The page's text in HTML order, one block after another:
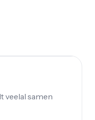
veelal samen